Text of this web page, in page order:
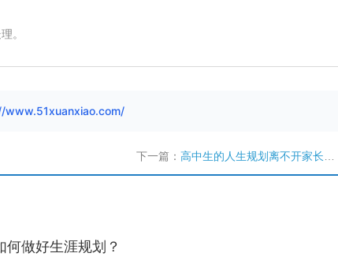
。
www.51xuanxiao.com/
下一篇： 高中生的人生规划离不开家长的辅助
何做好生涯规划？